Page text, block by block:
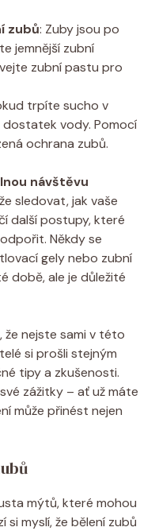
zubů: Zuby jsou po
jemnější zubní
zubní pastu pro
trpíte sucho v
vody. Pomocí
ochrana zubů.
návštěvu
sledovat, jak vaše
další postupy, které
Někdy se
gely nebo zubní
době, ale je důležité
že nejste sami v této
si prošli stejným
tipy a zkušenosti.
zážitky – ať už máte
může přinést nejen
mýtů, které mohou
si myslí, že bělení zubů